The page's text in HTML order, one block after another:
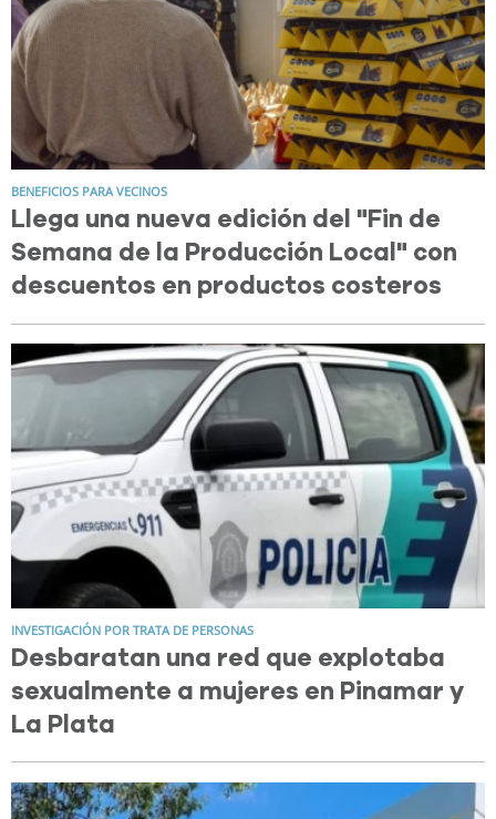
BENEFICIOS PARA VECINOS
Llega una nueva edición del "Fin de
Semana de la Producción Local" con
descuentos en productos costeros
INVESTIGACIÓN POR TRATA DE PERSONAS
Desbaratan una red que explotaba
sexualmente a mujeres en Pinamar y
La Plata